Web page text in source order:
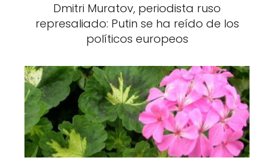
Dmitri Muratov, periodista ruso
represaliado: Putin se ha reído de los
políticos europeos